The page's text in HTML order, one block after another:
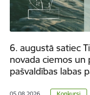
6. augustā satiec
novada ciemos
pašvaldības labas